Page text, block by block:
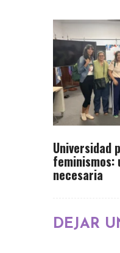
Universidad
necesaria
DEJAR